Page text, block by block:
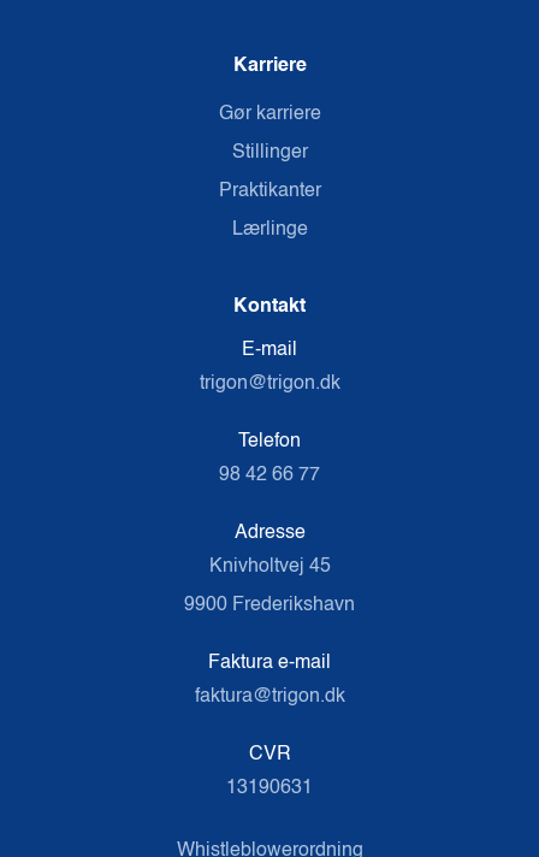
Karriere
Gør karriere
Stillinger
Praktikanter
Lærlinge
Kontakt
E-mail
trigon@trigon.dk
Telefon
98 42 66 77
Adresse
Knivholtvej 45
9900 Frederikshavn
Faktura e-mail
faktura@trigon.dk
CVR
13190631
Whistleblowerordning